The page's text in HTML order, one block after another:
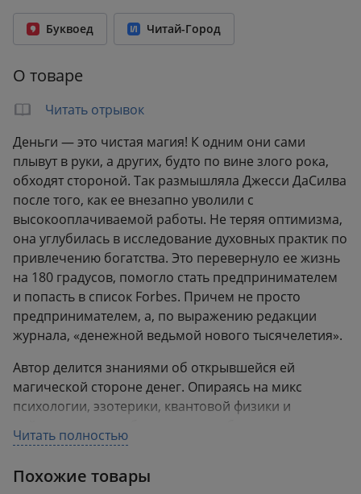
Год издания: 2025
Количество страниц: 480
Формат: 164x210 мм
Вес:
0.46 кг
Буквоед Читай-Город
О товаре
Читать отрывок
Деньги — это чистая магия! К одним они сами
плывут в руки, а других, будто по вине злого рока,
обходят стороной. Так размышляла Джесси ДаСилва
после того, как ее внезапно уволили с
высокооплачиваемой работы. Не теряя оптимизма,
она углубилась в исследование духовных практик по
привлечению богатства. Это перевернуло ее жизнь
на 180 градусов, помогло стать предпринимателем
и попасть в список Forbes. Причем не просто
предпринимателем, а, по выражению редакции
журнала, «денежной ведьмой нового тысячелетия».
Автор делится знаниями об открывшейся ей
магической стороне денег. Опираясь на микс
психологии, эзотерики, квантовой физики и
финансовую силу и начать привлекать к себе
Читать полностью
Похожие товары